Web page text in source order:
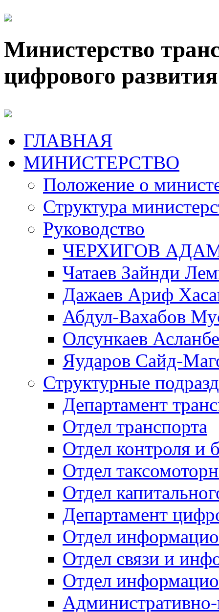
Министерство
цифрового
ГЛАВНАЯ
МИНИСТЕРСТВО
Положение о
Структура
Руководство
ЧЕРХИГОВ
Чатаев Зайнди
Дажаев Ариф
Абдул-Вахабов
Олсункаев
Яударов Сайд-
Структурные
Департамент
Отдел транспорта
Отдел контроля и
Отдел
Отдел
Департамент
Отдел
Отдел связи и
Отдел